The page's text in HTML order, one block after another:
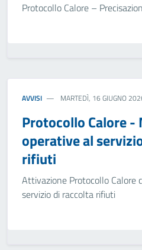
Protocollo Calore –
AVVISI MARTEDÌ, 16 GIUGNO
Protocollo Calore
operative al
rifiuti
Attivazione Protocollo Calore
servizio di raccolta rifiuti